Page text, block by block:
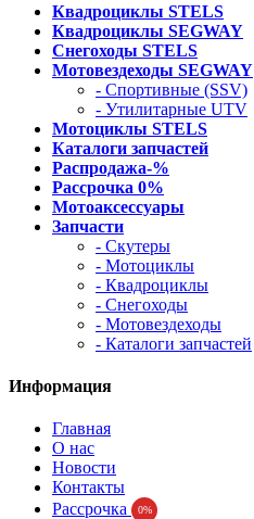
Квадроциклы STELS
Квадроциклы SEGWAY
Снегоходы STELS
Мотовездеходы SEGWAY
- Спортивные (SSV)
- Утилитарные UTV
Мотоциклы STELS
Каталоги запчастей
Распродажа-%
Рассрочка 0%
Мотоаксессуары
Запчасти
- Скутеры
- Мотоциклы
- Квадроциклы
- Снегоходы
- Мотовездеходы
- Каталоги запчастей
Информация
Главная
О нас
Новости
Контакты
Рассрочка
0%